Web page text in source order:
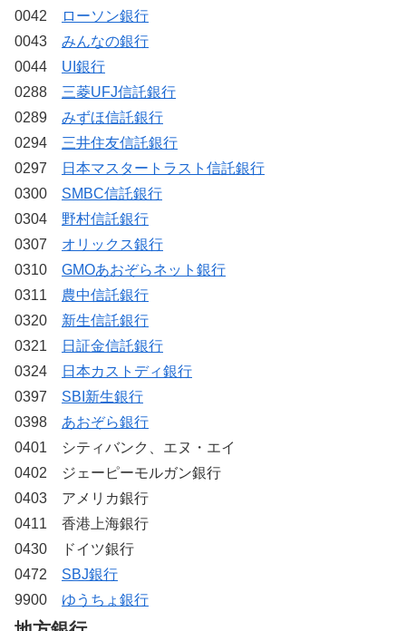
0042
ローソン銀行
0043 みんなの銀行
0044 UI銀行
0288 三菱UFJ信託銀行
0289 みずほ信託銀行
0294 三井住友信託銀行
0297
日本マスタートラスト信託銀行
0300 SMBC信託銀行
0304 野村信託銀行
0307 オリックス銀行
0310 GMOあおぞらネット銀行
0311 農中信託銀行
0320 新生信託銀行
0321
日証金信託銀行
0324
日本カストディ銀行
0397 SBI新生銀行
0398 あおぞら銀行
0401 シティバンク、エヌ・エイ
0402 ジェーピーモルガン銀行
0403 アメリカ銀行
0411 香港上海銀行
0430 ドイツ銀行
0472 SBJ銀行
9900 ゆうちょ銀行